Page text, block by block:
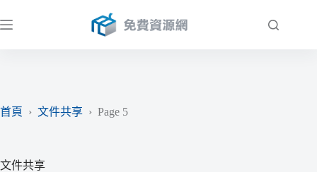
至
首頁
› 文件共享 › Page 5
文件共享